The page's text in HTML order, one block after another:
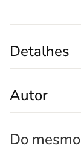
Detalhes
Autor
Do mesmo